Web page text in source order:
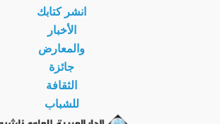
انشر كتابك
الأخبار
والمعارض
جائزة
الثقافة
للشباب